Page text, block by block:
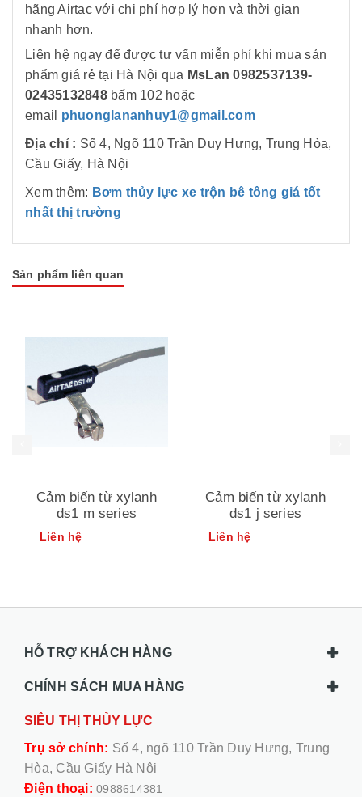
hãng Airtac với chi phí hợp lý hơn và thời gian
nhanh hơn.
Liên hệ ngay để được tư vấn miễn phí khi mua sản
phẩm giá rẻ tại Hà Nội qua MsLan 0982537139-
02435132848bấm 102 hoặc
email phuonglananhuy1@gmail.com
Địa chỉ : Số 4, Ngõ 110 Trần Duy Hưng, Trung Hòa,
Cầu Giấy, Hà Nội
Xem thêm: Bơm thủy lực xe trộn bê tông giá tốt
nhất thị trường
Sản phẩm liên quan
Cảm biến từ xylanh
ds1 m series
Liên hệ
Cảm biến từ xylanh
ds1 j series
Liên hệ
HỖ TRỢ KHÁCH HÀNG
CHÍNH SÁCH MUA HÀNG
SIÊU THỊ THỦY LỰC
Trụ sở chính: Số 4, ngõ 110 Trần Duy Hưng, Trung
Hòa, Cầu Giấy Hà Nội
Điện thoại: 0988614381